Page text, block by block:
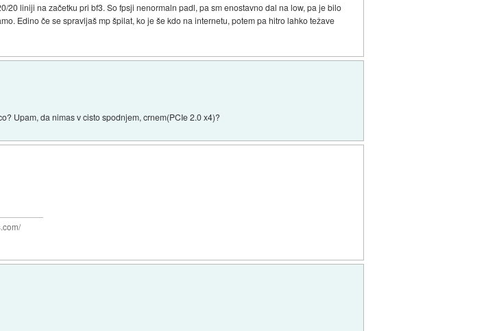
20 liniji na začetku pri bf3. So fpsji nenormaln padl, pa sm enostavno dal na low, pa je bilo
Edino če se spravljaš mp špilat, ko je še kdo na internetu, potem pa hitro lahko težave
Upam, da nimas v cisto spodnjem, crnem(PCIe 2.0 x4)?